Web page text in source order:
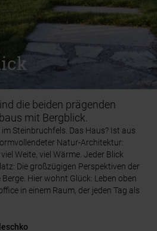
Steinbruchfels. Das Haus? Ist aus
Natur-Architektur:
Weite, viel Wärme. Jeder Blick
Die großzügigen Perspektiven der
Hier wohnt Glück: Leben oben
in einem Raum, der jeden Tag als
die beiden prägenden
mit Bergblick.
Steinbruchfels. Das Haus? Ist aus
Natur-Architektur:
Weite, viel Wärme. Jeder Blick
Die großzügigen Perspektiven der
Hier wohnt Glück: Leben oben
in einem Raum, der jeden Tag als